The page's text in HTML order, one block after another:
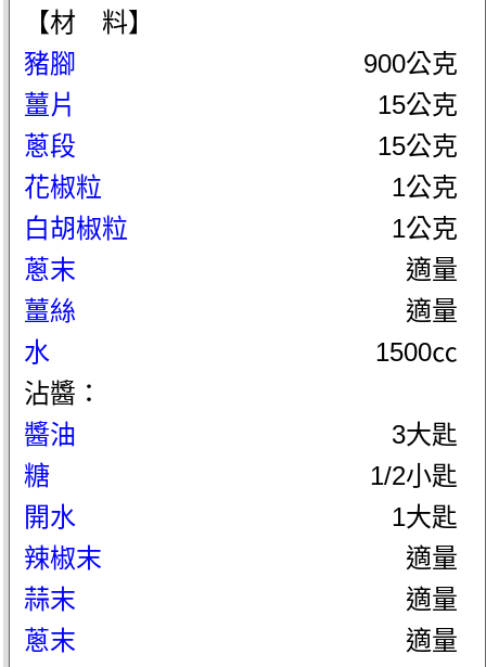
【材 料】
豬腳
900公克
薑片
15公克
蔥段
15公克
花椒粒
1公克
白胡椒粒
1公克
蔥末
適量
薑絲
適量
水
1500㏄
沾醬：
醬油
3大匙
糖
1/2小匙
開水
1大匙
辣椒末
適量
蒜末
適量
蔥末
適量